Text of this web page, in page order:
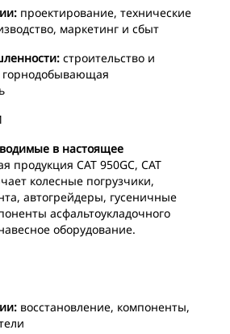
проектирование, технические
маркетинг и сбыт
строительство и
горнодобывающая
в настоящее
продукция CAT 950GC, CAT
колесные погрузчики,
автогрейдеры, гусеничные
асфальтоукладочного
оборудование.
восстановление, компоненты,